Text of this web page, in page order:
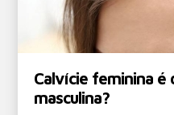
Calvície feminina é
masculina?